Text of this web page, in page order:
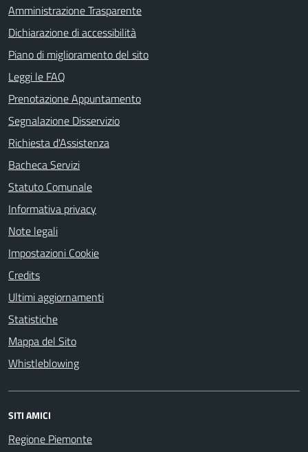
Amministrazione Trasparente
Dichiarazione di accessibilità
Piano di miglioramento del sito
Leggi le FAQ
Prenotazione Appuntamento
Segnalazione Disservizio
Richiesta d'Assistenza
Bacheca Servizi
Statuto Comunale
Informativa privacy
Note legali
Impostazioni Cookie
Credits
Ultimi aggiornamenti
Statistiche
Mappa del Sito
Whistleblowing
SITI AMICI
Regione Piemonte